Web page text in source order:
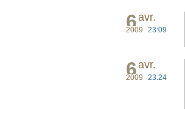
6avr.
2009 23:09
6avr.
2009 23:24